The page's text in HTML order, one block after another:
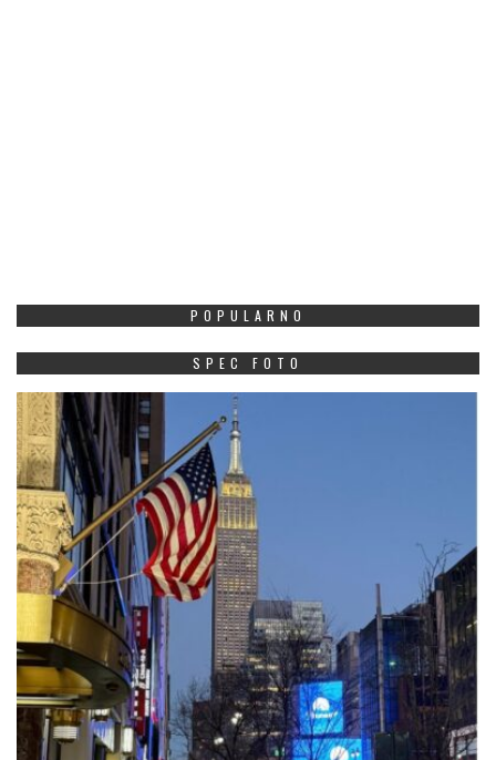
POPULARNO
SPEC FOTO